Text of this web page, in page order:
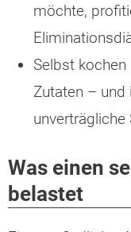
möchte,
Selbst
Zutaten – und
Was einen
belastet